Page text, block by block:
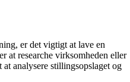
er det vigtigt at lave en
at researche virksomheden eller
at analysere stillingsopslaget og